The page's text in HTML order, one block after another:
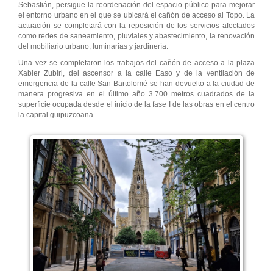
Sebastián, persigue la reordenación del espacio público para mejorar
el entorno urbano en el que se ubicará el cañón de acceso al Topo. La
actuación se completará con la reposición de los servicios afectados
como redes de saneamiento, pluviales y abastecimiento, la renovación
del mobiliario urbano, luminarias y jardinería.
Una vez se completaron los trabajos del cañón de acceso a la plaza
Xabier Zubiri, del ascensor a la calle Easo y de la ventilación de
emergencia de la calle San Bartolomé se han devuelto a la ciudad de
manera progresiva en el último año 3.700 metros cuadrados de la
superficie ocupada desde el inicio de la fase I de las obras en el centro
la capital guipuzcoana.